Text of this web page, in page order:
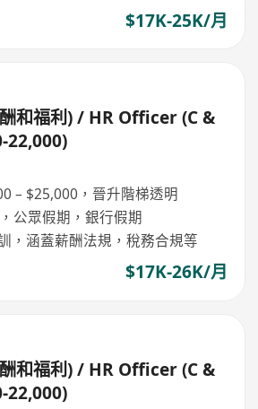
$17K-25K/月
和福利) / HR Officer (C &
22,000)
– $25,000，晉升階梯透明
公眾假期，銀行假期
，涵蓋薪酬法規，稅務合規等
$17K-26K/月
和福利) / HR Officer (C &
22,000)